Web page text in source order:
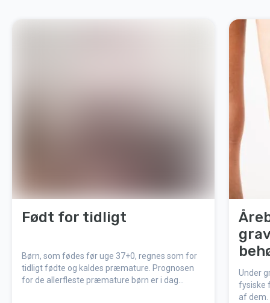
Født for tidligt
Børn, som fødes før uge 37+0, regnes som for
tidligt fødte og kaldes præmature. Prognosen
for de allerfleste præmature børn er i dag
Under
fysiske
af dem.